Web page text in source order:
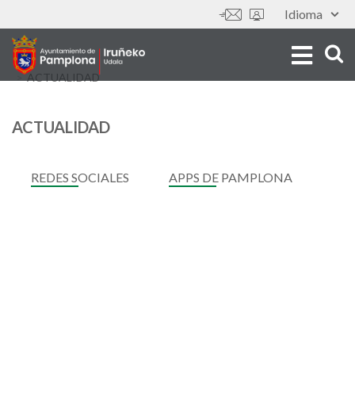
au
contenu
principal
Idioma
Outils
ACTUALIDAD
ACTUALIDAD
REDES SOCIALES APPS DE PAMPLONA